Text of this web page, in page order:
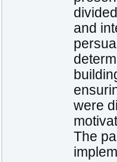
and
were
The